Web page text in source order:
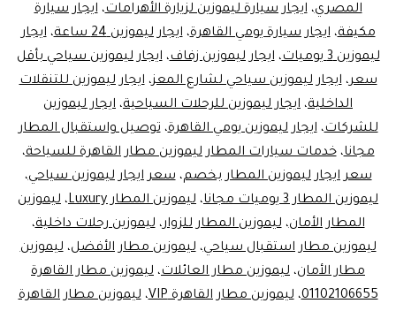
المصري،ايجار سيارة ليموزين لزيارة الأهرامات،ايجار سيارة
مكيفة،ايجار سيارة يومي القاهرة،ايجار ليموزين 24 ساعة ،ايجار
ليموزين 3 يوميات
،ايجار ليموزين زفاف،ايجار ليموزين سياحي بأقل
سعر،ايجار ليموزين سياحي لشارع المعز،ايجار ليموزين للتنقلات
الداخلية، ايجار ليموزين للرحلات السياحية، ايجار ليموزين
للشركات،ايجار ليموزين يومي القاهرة،توصيل واستقبال المطار
مجانا،خدمات سيارات المطار ليموزين مطار القاهرة للسياحة،
سعر ايجار ليموزين المطار بخصم،سعر ايجار ليموزين سياحي،
ليموزين المطار 3 يوميات مجانا
، ليموزين المطار Luxury ، ليموزين
المطار الأمان،ليموزين المطار للزوار،ليموزين رحلات داخلية،
ليموزين مطار استقبال سياحي،ليموزين مطار الأفضل،ليموزين
مطار الأمان، ليموزين مطار العائلات، ليموزين مطار القاهرة
01102106655،ليموزين مطار القاهرة VIP ،ليموزين مطار القاهرة